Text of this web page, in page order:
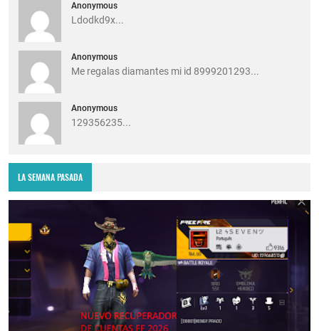
Anonymous
Ldodkd9x...
Anonymous
Me regalas diamantes mi id 8999201293...
Anonymous
129356235...
LA SEMANA PASADA